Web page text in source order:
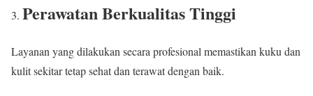
Perawatan Berkualitas Tinggi
Layanan yang dilakukan secara profesional memastikan kuku dan
kulit sekitar tetap sehat dan terawat dengan baik.